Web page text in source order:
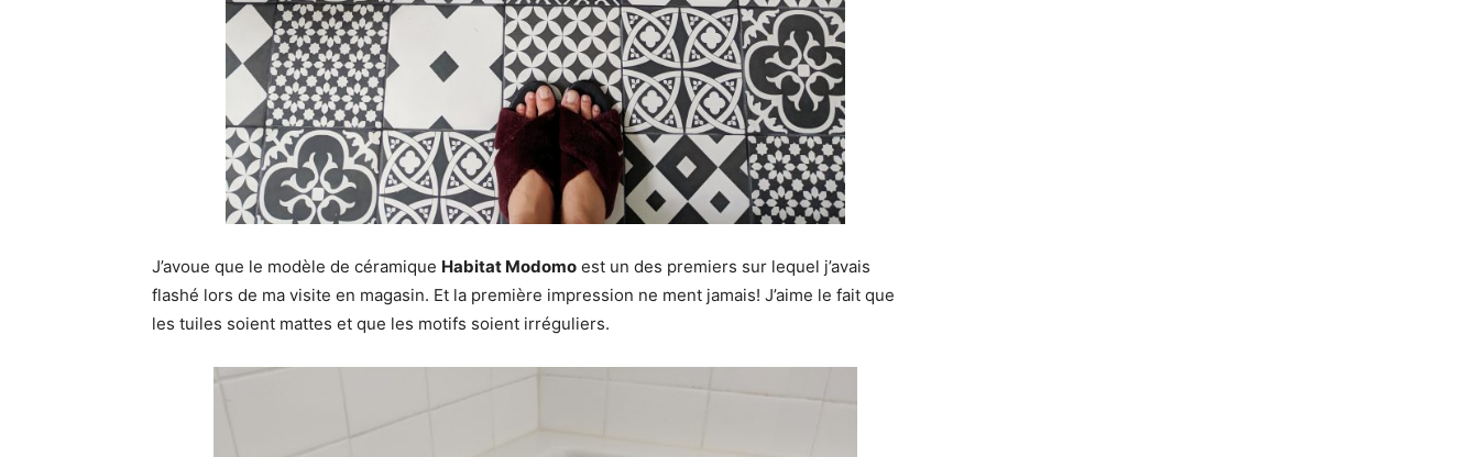
J’avoue que le modèle de céramique Habitat Modomo est un des premiers sur lequel j’avais
flashé lors de ma visite en magasin. Et la première impression ne ment jamais! J’aime le fait que
les tuiles soient mattes et que les motifs soient irréguliers.